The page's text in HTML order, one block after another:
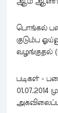
பொங்கல்
குடும்ப
வழங்குதல்
படிகள் -